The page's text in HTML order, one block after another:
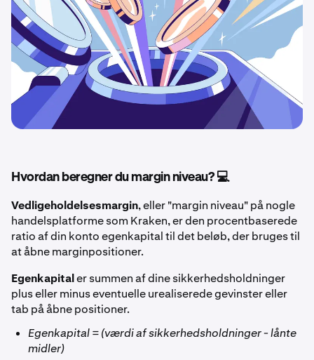
Hvordan beregner du margin niveau? 💻
Vedligeholdelsesmargin, eller "margin niveau" på nogle
handelsplatforme som Kraken, er den procentbaserede
ratio af din konto egenkapital til det beløb, der bruges til
at åbne marginpositioner.
Egenkapitaler summen af dine sikkerhedsholdninger
plus eller minus eventuelle urealiserede gevinster eller
tab på åbne positioner.
Egenkapital = (værdi af sikkerhedsholdninger - lånte
midler)